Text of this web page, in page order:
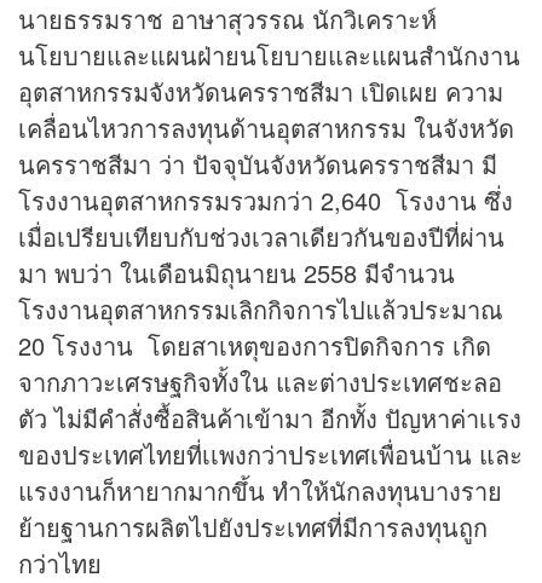
นายธรรมราช อาษาสุวรรณ นักวิเคราะห์
นโยบายและแผนฝ่ายนโยบายและแผนสำนักงาน
อุตสาหกรรมจังหวัดนครราชสีมา เปิดเผย ความ
เคลื่อนไหวการลงทุนด้านอุตสาหกรรม ในจังหวัด
นครราชสีมา ว่า ปัจจุบันจังหวัดนครราชสีมา มี
โรงงานอุตสาหกรรมรวมกว่า 2,640 โรงงาน ซึ่ง
เมื่อเปรียบเทียบกับช่วงเวลาเดียวกันของปีที่ผ่าน
มา พบว่า ในเดือนมิถุนายน 2558 มีจำนวน
โรงงานอุตสาหกรรมเลิกกิจการไปแล้วประมาณ
20 โรงงาน โดยสาเหตุของการปิดกิจการ เกิด
จากภาวะเศรษฐกิจทั้งใน และต่างประเทศชะลอ
ตัว ไม่มีคำสั่งซื้อสินค้าเข้ามา อีกทั้ง ปัญหาค่าเเรง
ของประเทศไทยที่เเพงกว่าประเทศเพื่อนบ้าน และ
แรงงานก็หายากมากขึ้น ทำให้นักลงทุนบางราย
ย้ายฐานการผลิตไปยังประเทศที่มีการลงทุนถูก
กว่าไทย